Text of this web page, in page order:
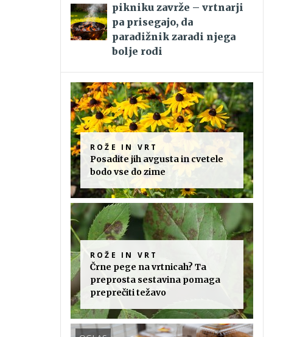
pikniku zavrže – vrtnarji
pa prisegajo, da
paradižnik zaradi njega
bolje rodi
ROŽE IN VRT
Posadite jih avgusta in cvetele
bodo vse do zime
ROŽE IN VRT
Črne pege na vrtnicah? Ta
preprosta sestavina pomaga
preprečiti težavo